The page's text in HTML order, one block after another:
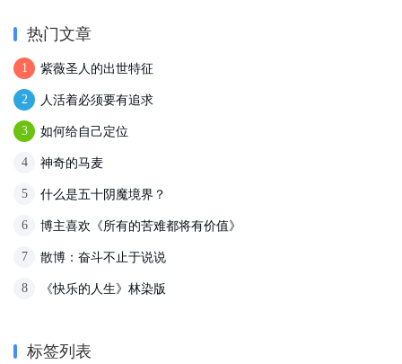
热门文章
1 紫薇圣人的出世特征
2 人活着必须要有追求
3 如何给自己定位
4 神奇的马麦
5 什么是五十阴魔境界？
6 博主喜欢《所有的苦难都将有价值》
7 散博：奋斗不止于说说
8 《快乐的人生》林染版
标签列表